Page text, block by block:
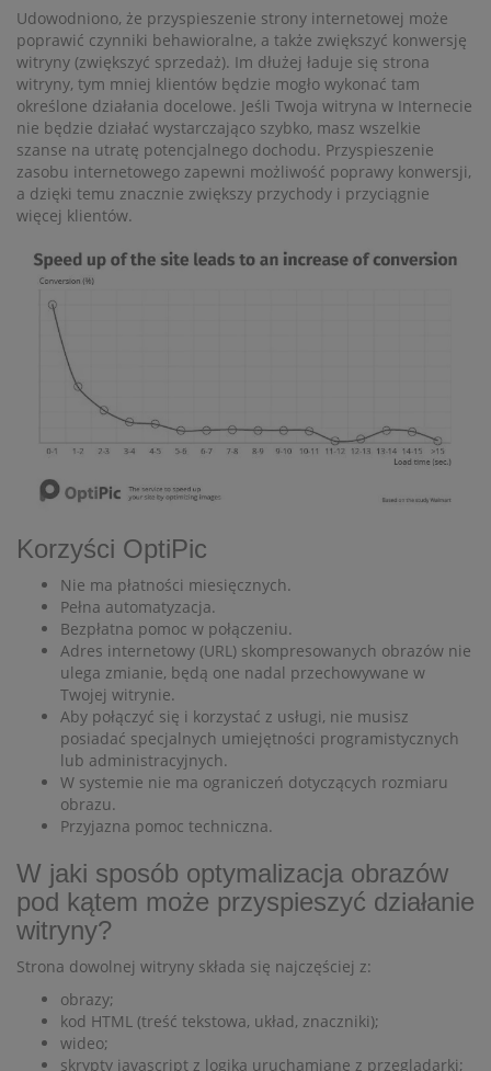
Udowodniono, że przyspieszenie strony internetowej może
poprawić czynniki behawioralne, a także zwiększyć konwersję
witryny (zwiększyć sprzedaż). Im dłużej ładuje się strona
witryny, tym mniej klientów będzie mogło wykonać tam
określone działania docelowe. Jeśli Twoja witryna w Internecie
nie będzie działać wystarczająco szybko, masz wszelkie
szanse na utratę potencjalnego dochodu. Przyspieszenie
zasobu internetowego zapewni możliwość poprawy konwersji,
a dzięki temu znacznie zwiększy przychody i przyciągnie
więcej klientów.
Korzyści OptiPic
Nie ma płatności miesięcznych.
Pełna automatyzacja.
Bezpłatna pomoc w połączeniu.
Adres internetowy (URL) skompresowanych obrazów nie
ulega zmianie, będą one nadal przechowywane w
Twojej witrynie.
Aby połączyć się i korzystać z usługi, nie musisz
posiadać specjalnych umiejętności programistycznych
lub administracyjnych.
W systemie nie ma ograniczeń dotyczących rozmiaru
obrazu.
Przyjazna pomoc techniczna.
W jaki sposób optymalizacja obrazów
pod kątem może przyspieszyć działanie
witryny?
Strona dowolnej witryny składa się najczęściej z:
obrazy;
kod HTML (treść tekstowa, układ, znaczniki);
wideo;
skrypty javascript z logiką uruchamiane z przeglądarki;